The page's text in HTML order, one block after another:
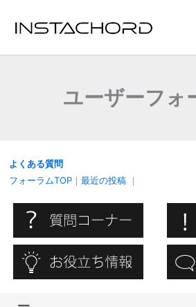
ユーザーフォ
よくある質問
フォーラムTOP ｜ 最近の投稿 ｜